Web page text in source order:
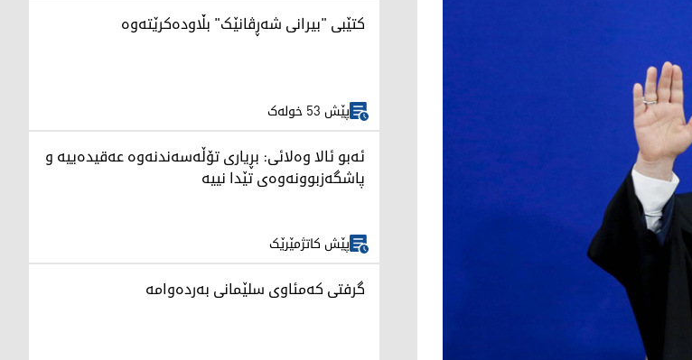
کتێبی "بیرانی شەڕڤانێک" بڵاودەکرێتەوە
پێش 53 خولەک
ئەبو ئالا وەلائی: بڕیاری تۆڵەسەندنەوە عەقیدەییە و
پاشگەزبوونەوەی تێدا نییە
پێش کاتژمێرێک
گرفتی کەمئاوی سلێمانی بەردەوامە